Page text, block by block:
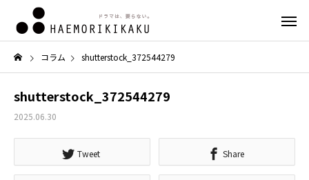
コラム shutterstock_372544279
shutterstock_372544279
2025.06.30
Tweet Share